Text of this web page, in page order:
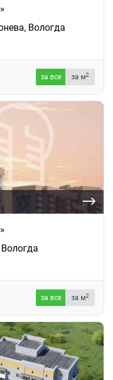
Вологда
за все за м2
за все за м2